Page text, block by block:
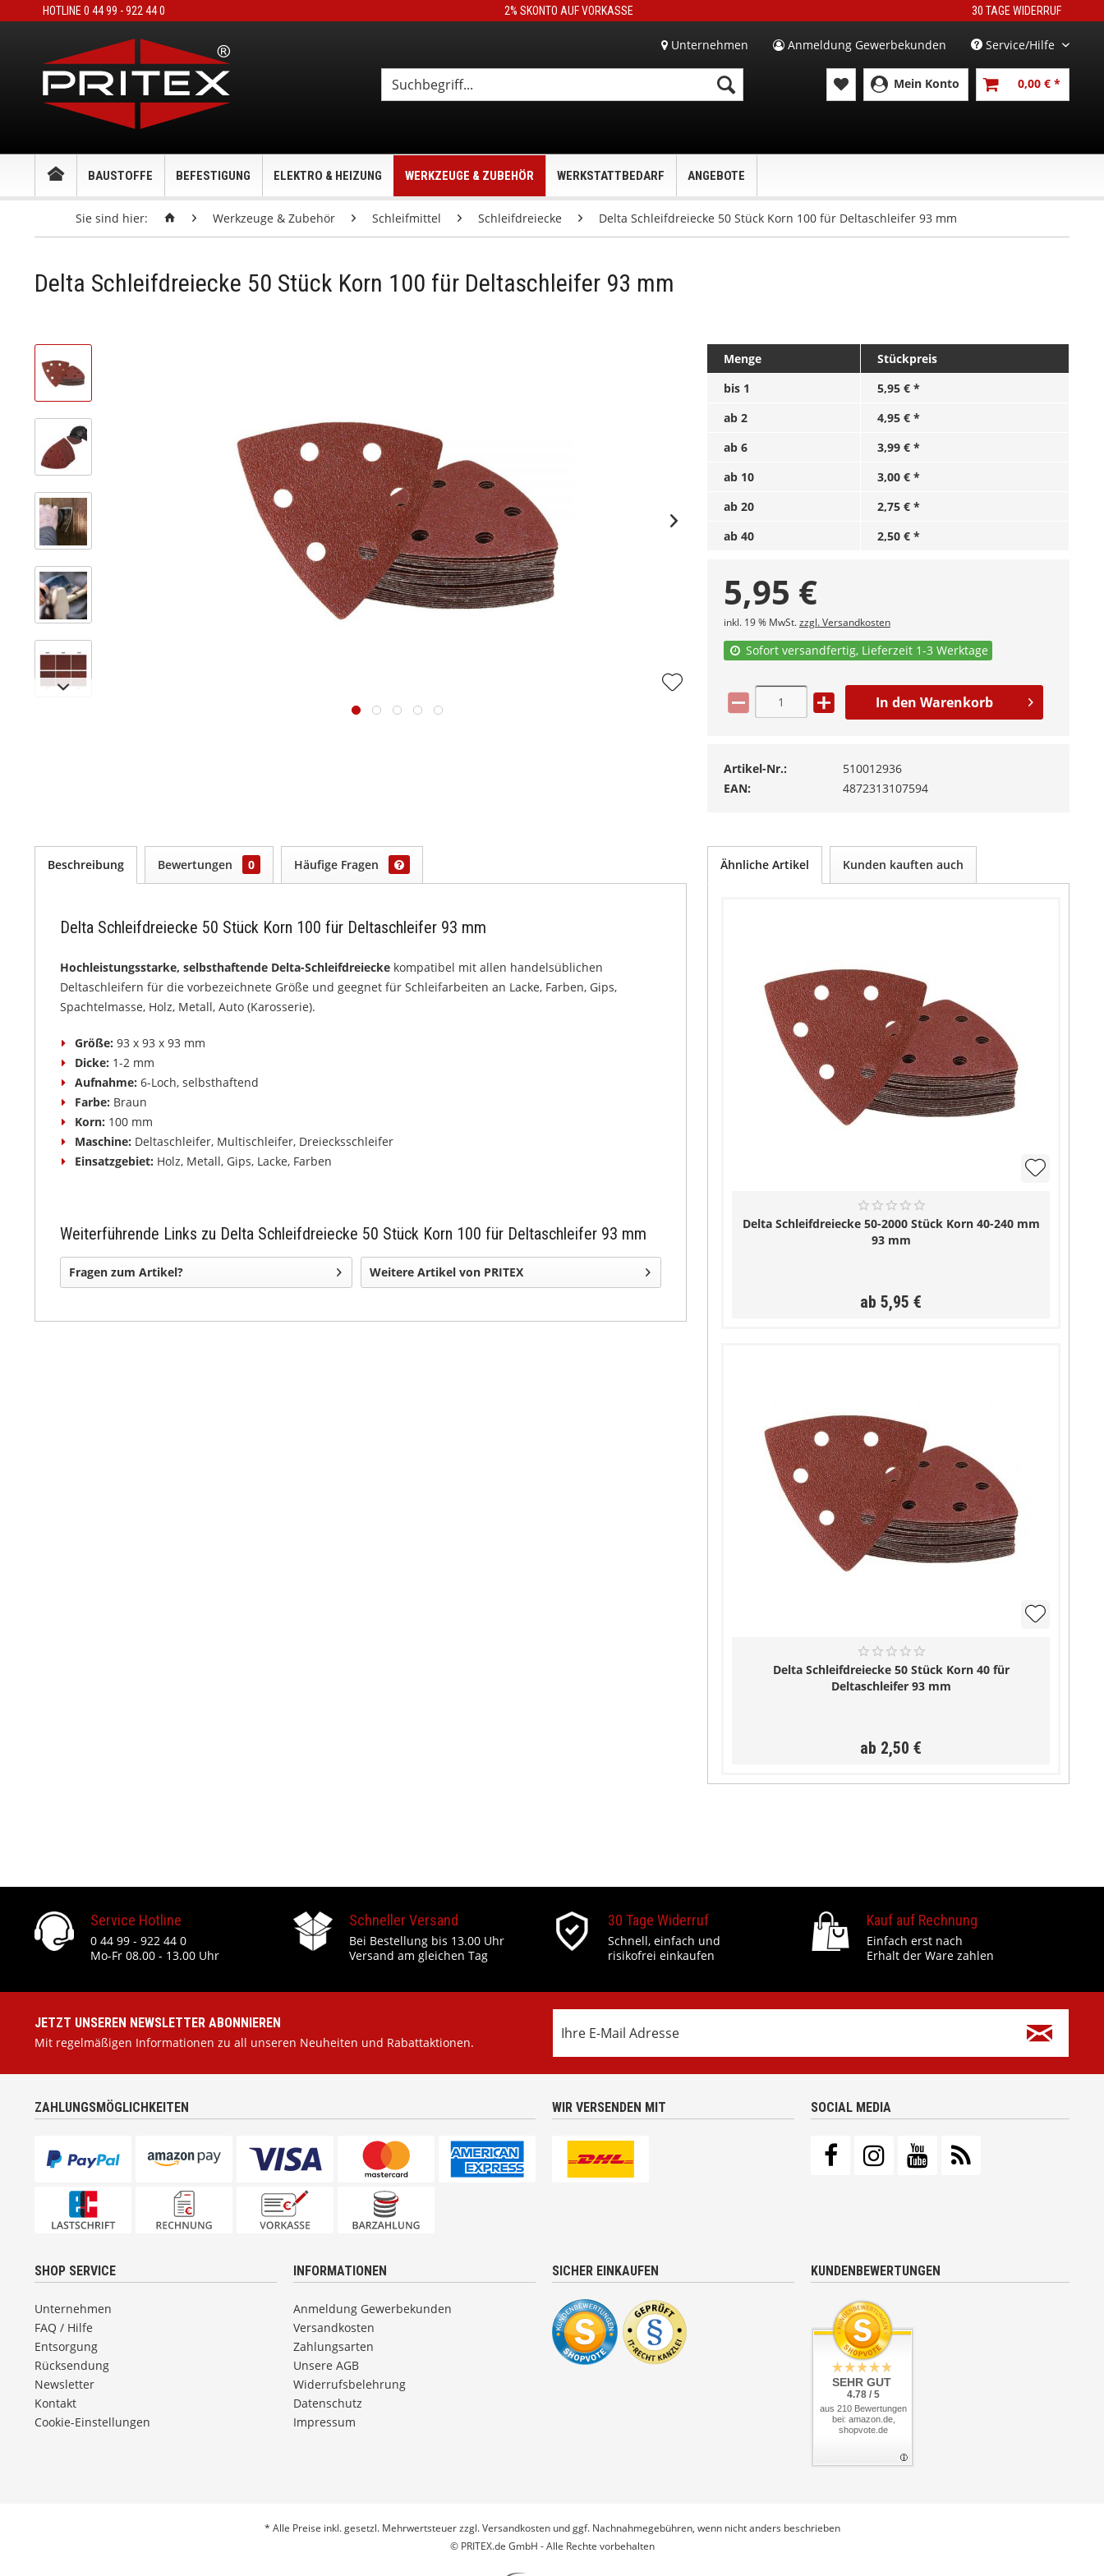
HOTLINE 0 44 99 - 922 44 0 2% SKONTO AUF VORKASSE 30 TAGE WIDERRUF
Unternehmen Anmeldung Gewerbekunden Service/Hilfe
Mein Konto 0,00 € *
BAUSTOFFE BEFESTIGUNG ELEKTRO & HEIZUNG WERKZEUGE & ZUBEHÖR WERKSTATTBEDARF ANGEBOTE
Sie sind hier: Werkzeuge & Zubehör Schleifmittel Schleifdreiecke Delta Schleifdreiecke 50 Stück Korn 100 für Deltaschleifer 93 mm
Delta Schleifdreiecke 50 Stück Korn 100 für Deltaschleifer 93 mm
Menge
Stückpreis
bis 1
5,95 € *
ab 2
4,95 € *
ab 6
3,99 € *
ab 10
3,00 € *
ab 20
2,75 € *
ab 40 2,50 € *
5,95 €
inkl. 19 % MwSt.zzgl. Versandkosten
Sofort versandfertig, Lieferzeit 1-3 Werktage
In den Warenkorb
Artikel-Nr.:
510012936
EAN:
4872313107594
Beschreibung Bewertungen 0 Häufige Fragen
Delta Schleifdreiecke 50 Stück Korn 100 für Deltaschleifer 93 mm
Hochleistungsstarke, selbsthaftende Delta-Schleifdreiecke kompatibel mit allen handelsüblichen
Deltaschleifern für die vorbezeichnete Größe und geegnet für Schleifarbeiten an Lacke, Farben, Gips,
Spachtelmasse, Holz, Metall, Auto (Karosserie).
Größe: 93 x 93 x 93 mm
Dicke: 1-2 mm
Aufnahme: 6-Loch, selbsthaftend
Farbe: Braun
Korn: 100 mm
Maschine: Deltaschleifer, Multischleifer, Dreiecksschleifer
Einsatzgebiet: Holz, Metall, Gips, Lacke, Farben
Weiterführende Links zu Delta Schleifdreiecke 50 Stück Korn 100 für Deltaschleifer 93 mm
Fragen zum Artikel? Weitere Artikel von PRITEX
Ähnliche Artikel Kunden kauften auch
Delta Schleifdreiecke 50-2000 Stück Korn 40-240 mm
93 mm
ab 5,95 €
Delta Schleifdreiecke 50 Stück Korn 40 für
Deltaschleifer 93 mm
ab 2,50 €
Service Hotline
0 44 99 - 922 44 0
Mo-Fr 08.00 - 13.00 Uhr
Schneller Versand
Bei Bestellung bis 13.00 Uhr
Versand am gleichen Tag
30 Tage Widerruf
Schnell, einfach und
risikofrei einkaufen
Kauf auf Rechnung
Einfach erst nach
Erhalt der Ware zahlen
JETZT UNSEREN NEWSLETTER ABONNIEREN
Mit regelmäßigen Informationen zu all unseren Neuheiten und Rabattaktionen.
ZAHLUNGSMÖGLICHKEITEN WIR VERSENDEN MIT SOCIAL MEDIA
SHOP SERVICE
Unternehmen
FAQ / Hilfe
Entsorgung
Rücksendung
Newsletter
Kontakt
Cookie-Einstellungen
INFORMATIONEN
Anmeldung Gewerbekunden
Versandkosten
Zahlungsarten
Unsere AGB
Widerrufsbelehrung
Datenschutz
Impressum
SICHER EINKAUFEN KUNDENBEWERTUNGEN
SEHR GUT
4.78 / 5
aus 210 Bewertungen
bei: amazon.de,
shopvote.de
* Alle Preise inkl. gesetzl. Mehrwertsteuer zzgl.Versandkostenund ggf. Nachnahmegebühren, wenn nicht anders beschrieben
© PRITEX.de GmbH - Alle Rechte vorbehalten